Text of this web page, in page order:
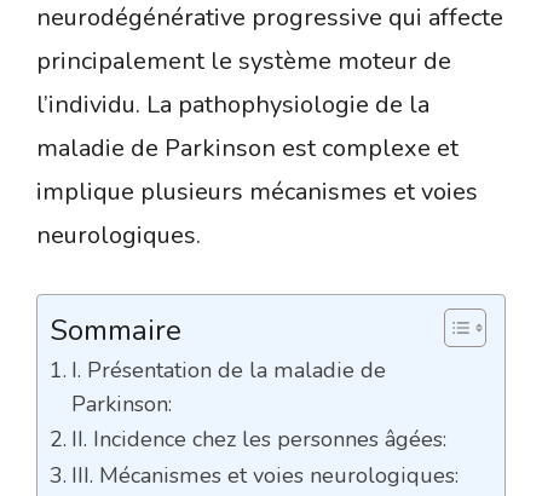
neurodégénérative progressive qui affecte
principalement le système moteur de
l’individu. La pathophysiologie de la
maladie de Parkinson est complexe et
implique plusieurs mécanismes et voies
neurologiques.
Sommaire
I. Présentation de la maladie de
Parkinson:
II. Incidence chez les personnes âgées:
III. Mécanismes et voies neurologiques: